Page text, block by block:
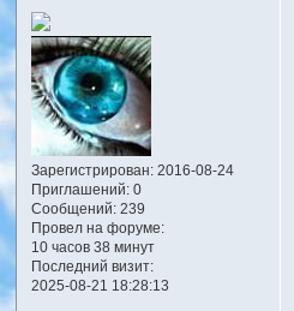
Зарегистрирован: 2016-08-24
Приглашений:0
Сообщений:239
Провел на форуме:
10 часов 38 минут
Последний визит:
2025-08-21 18:28:13